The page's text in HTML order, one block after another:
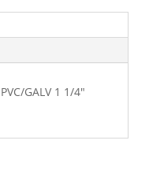
GALV 1 1/4"